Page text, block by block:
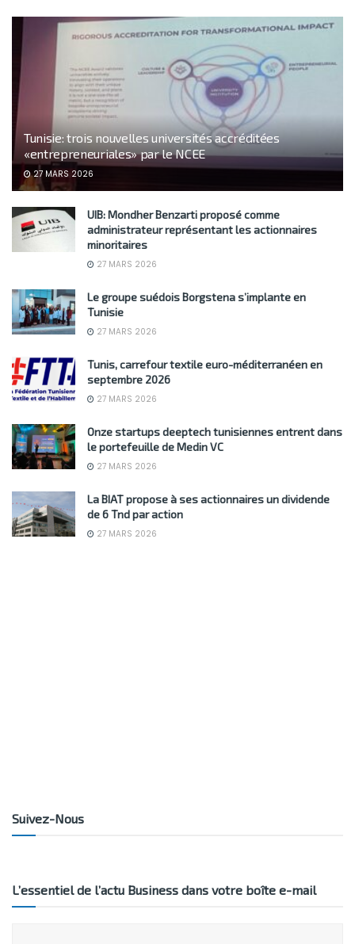
Tunisie: trois nouvelles universités accréditées
«entrepreneuriales» par le NCEE
27 MARS 2026
UIB: Mondher Benzarti proposé comme
administrateur représentant les actionnaires
minoritaires
27 MARS 2026
Le groupe suédois Borgstena s’implante en
Tunisie
27 MARS 2026
Tunis, carrefour textile euro-méditerranéen en
septembre 2026
27 MARS 2026
Onze startups deeptech tunisiennes entrent dans
le portefeuille de Medin VC
27 MARS 2026
La BIAT propose à ses actionnaires un dividende
de 6 Tnd par action
27 MARS 2026
Suivez-Nous
L’essentiel de l’actu Business dans votre boîte e-mail